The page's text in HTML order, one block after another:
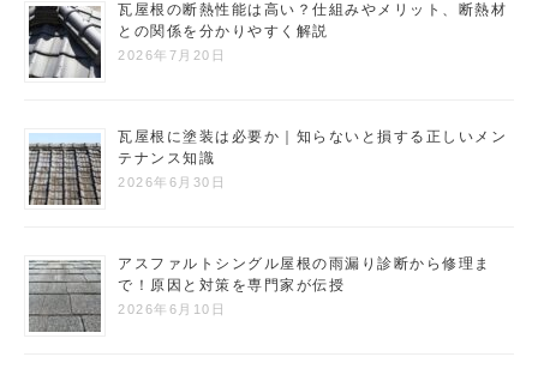
瓦屋根の断熱性能は高い？仕組みやメリット、断熱材
との関係を分かりやすく解説
2026年7月20日
瓦屋根に塗装は必要か｜知らないと損する正しいメン
テナンス知識
2026年6月30日
アスファルトシングル屋根の雨漏り診断から修理ま
で！原因と対策を専門家が伝授
2026年6月10日